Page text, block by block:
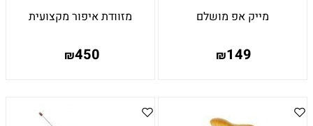
מייק אפ מושלם
₪149
מזוודת איפור מקצועית
₪450